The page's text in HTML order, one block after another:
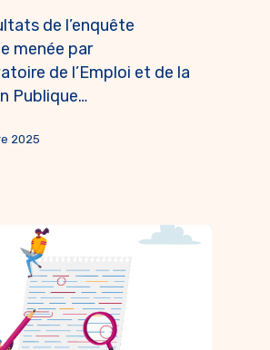
de l’enquête
menée par
de l’Emploi et de la
Publique…
2025